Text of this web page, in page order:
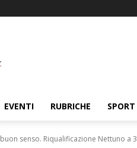
EVENTI RUBRICHE SPORT
senso. Riqualificazione Nettuno a